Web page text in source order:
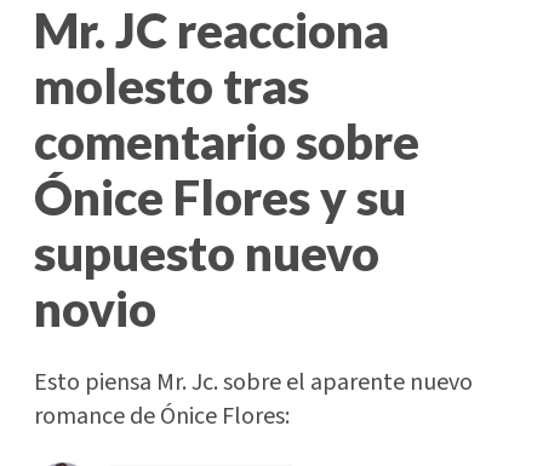
Mr. JC reacciona
molesto tras
comentario sobre
Ónice Flores y su
supuesto nuevo
novio
Esto piensa Mr. Jc. sobre el aparente nuevo
romance de Ónice Flores: